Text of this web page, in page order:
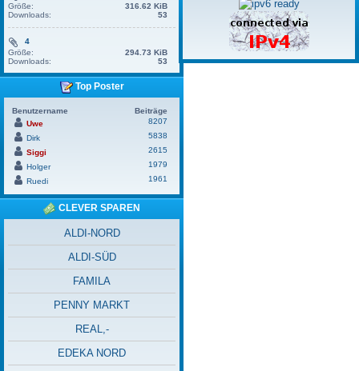
Größe:
316.62 KiB
Downloads:
53
4
Größe:
294.73 KiB
Downloads:
53
Top Poster
Benutzername
Beiträge
Uwe
8207
Dirk
5838
Siggi
2615
Holger
1979
Ruedi
1961
CLEVER SPAREN
ALDI-NORD
ALDI-SÜD
FAMILA
PENNY MARKT
REAL,-
EDEKA NORD